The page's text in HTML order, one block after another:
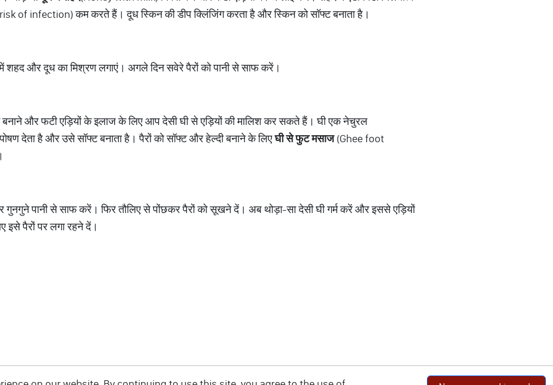
of infection) कम करते हैं। दूध स्किन की डीप क्लिंजिंग करता है और स्किन को सॉफ्ट बनाता है।
शहद और दूध का मिश्रण लगाएं। अगले दिन सवेरे पैरों को पानी से साफ करें।
बनाने और फटी एड़ियों के इलाज के लिए आप देसी घी से एड़ियों की मालिश कर सकते हैं। घी एक नेचुरल
देता है और उसे सॉफ्ट बनाता है। पैरों को सॉफ्ट और हेल्दी बनाने के लिएघीसेफुटमसाज(Ghee foot
पानी से साफ करें। फिर तौलिए से पोंछकर पैरों को सूखने दें। अब थोड़ा-सा देसी घी गर्म करें और इससे एड़ियों
इसे पैरों पर लगा रहने दें।